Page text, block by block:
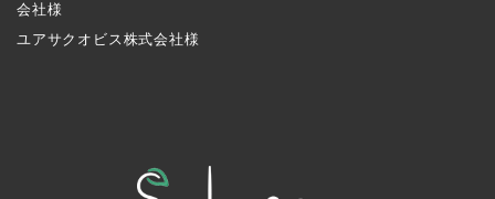
会社様
ユアサクオビス株式会社様